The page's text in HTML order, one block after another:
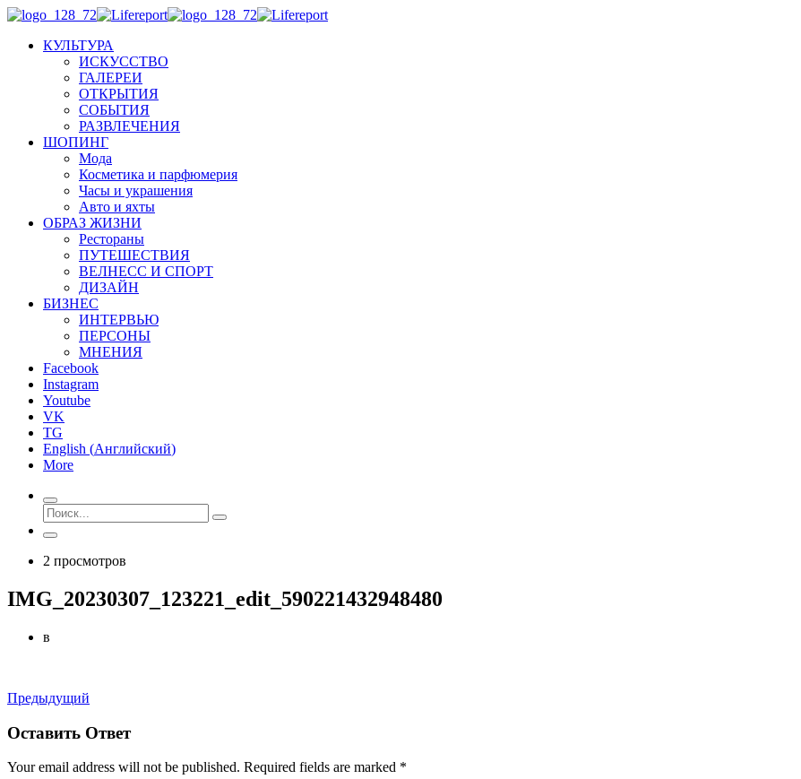
КУЛЬТУРА
ИСКУССТВО
ГАЛЕРЕИ
ОТКРЫТИЯ
СОБЫТИЯ
РАЗВЛЕЧЕНИЯ
ШОПИНГ
Мода
Косметика и парфюмерия
Часы и украшения
Авто и яхты
ОБРАЗ ЖИЗНИ
Рестораны
ПУТЕШЕСТВИЯ
ВЕЛНЕСС И СПОРТ
ДИЗАЙН
БИЗНЕС
ИНТЕРВЬЮ
ПЕРСОНЫ
МНЕНИЯ
Facebook
Instagram
Youtube
VK
TG
English (Английский)
More
2 просмотров
IMG_20230307_123221_edit_590221432948480
в
Предыдущий
Оставить Ответ
Your email address will not be published. Required fields are marked *